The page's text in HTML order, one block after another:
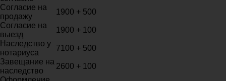
Согласие на
продажу
1900 + 500
Согласие на
выезд
1900 + 100
Наследство у
нотариуса
7100 + 500
Завещание на
наследство
2600 + 100